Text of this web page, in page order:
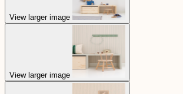
View larger image
View larger image